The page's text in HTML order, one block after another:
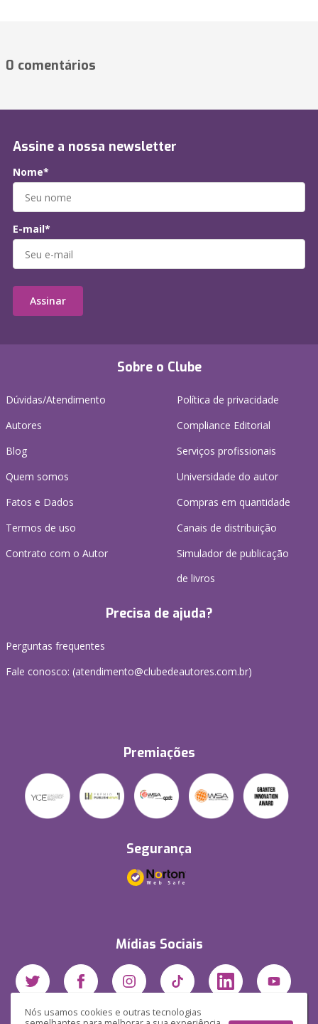
Nós usamos cookies e outras tecnologias
0 comentários
Sobre o Clube
Dúvidas/Atendimento
Autores
Blog
Quem somos
Fatos e Dados
Termos de uso
Contrato com o Autor
Política de privacidade
Compliance Editorial
Serviços profissionais
Universidade do autor
Compras em quantidade
Canais de distribuição
Simulador de publicação
de livros
Precisa de ajuda?
Perguntas frequentes
Fale conosco: (atendimento@clubedeautores.com.br)
Premiações
Segurança
Mídias Sociais
Assine a nossa newsletter
Nome*
E-mail*
Assinar